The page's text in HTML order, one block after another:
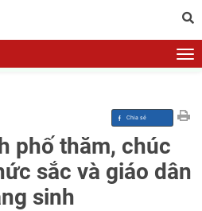
phố thăm, chúc
sắc và giáo dân
sinh